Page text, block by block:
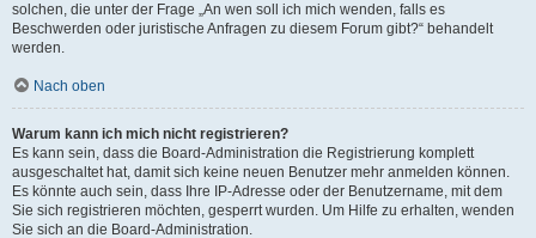
solchen, die unter der Frage „An wen soll ich mich wenden, falls es
Beschwerden oder juristische Anfragen zu diesem Forum gibt?“ behandelt
werden.
Nach oben
Warum kann ich mich nicht registrieren?
Es kann sein, dass die Board-Administration die Registrierung komplett
ausgeschaltet hat, damit sich keine neuen Benutzer mehr anmelden können.
Es könnte auch sein, dass Ihre IP-Adresse oder der Benutzername, mit dem
Sie sich registrieren möchten, gesperrt wurden. Um Hilfe zu erhalten, wenden
Sie sich an die Board-Administration.